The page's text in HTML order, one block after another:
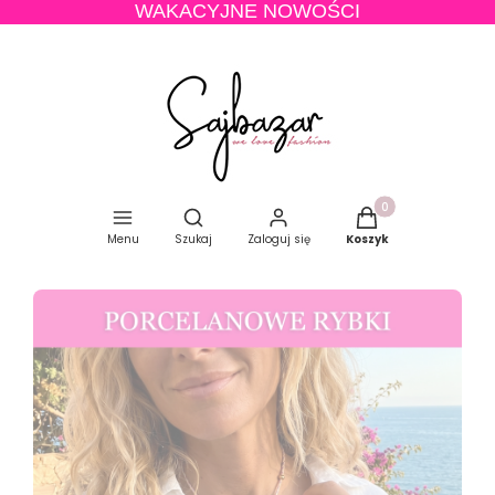
WAKACYJNE NOWOŚCI
Menu
Otwórz wyszukiwarkę
Szukaj Zaloguj się
Produkty w
Koszyk